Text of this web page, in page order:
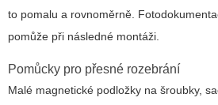
to pomalu a rovnoměrně.
pomůže při následné montáži.
Pomůcky pro přesné rozebrání
Malé magnetické podložky na šroubky,